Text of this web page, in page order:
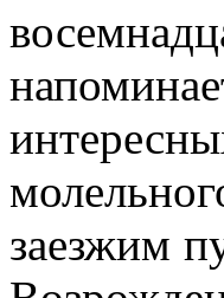
заезжим